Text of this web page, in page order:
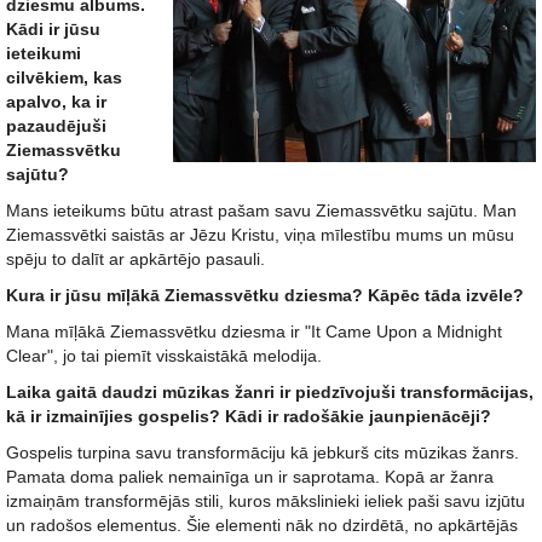
dziesmu albums.
Kādi ir jūsu
ieteikumi
cilvēkiem, kas
apalvo, ka ir
pazaudējuši
Ziemassvētku
sajūtu?
Mans ieteikums būtu atrast pašam savu Ziemassvētku sajūtu. Man
Ziemassvētki saistās ar Jēzu Kristu, viņa mīlestību mums un mūsu
spēju to dalīt ar apkārtējo pasauli.
Kura ir jūsu mīļākā Ziemassvētku dziesma? Kāpēc tāda izvēle?
Mana mīļākā Ziemassvētku dziesma ir "It Came Upon a Midnight
Clear", jo tai piemīt visskaistākā melodija.
Laika gaitā daudzi mūzikas žanri ir piedzīvojuši transformācijas,
kā ir izmainījies gospelis? Kādi ir radošākie jaunpienācēji?
Gospelis turpina savu transformāciju kā jebkurš cits mūzikas žanrs.
Pamata doma paliek nemainīga un ir saprotama. Kopā ar žanra
izmaiņām transformējās stili, kuros mākslinieki ieliek paši savu izjūtu
un radošos elementus. Šie elementi nāk no dzirdētā, no apkārtējās